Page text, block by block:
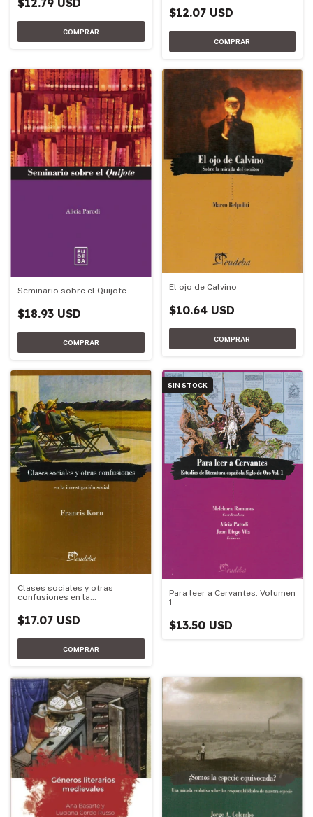
$12.79 USD
$12.07 USD
Seminario sobre el Quijote
$18.93 USD
El ojo de Calvino
$10.64 USD
Clases sociales y otras
confusiones en la
$17.07 USD
SIN STOCK
Para leer a Cervantes. Volumen
1
$13.50 USD